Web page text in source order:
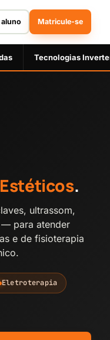
Lilian
aluno Matricule-se
Tecnologias
.
ultrassom,
— para atender
e de fisioterapia
Eletroterapia